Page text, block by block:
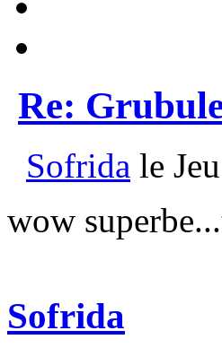
Re:
Sofrida le
wow
Sofrida